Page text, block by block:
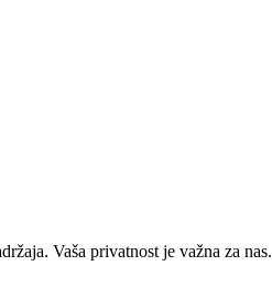
Vaša privatnost je važna za nas.